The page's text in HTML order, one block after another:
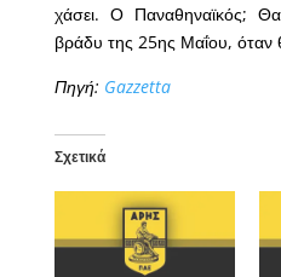
χάσει. Ο Παναθηναϊκός;
βράδυ της 25ης Μαΐου, όταν
Πηγή: Gazzetta
Σχετικά